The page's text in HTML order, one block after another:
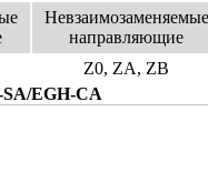
Невзаимозаменяемые
направляющие
Z0, ZA, ZB
EGH-CA